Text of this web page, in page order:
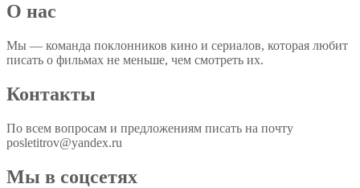
О нас
Мы — команда поклонников кино и сериалов, которая любит
писать о фильмах не меньше, чем смотреть их.
Контакты
По всем вопросам и предложениям писать на почту
posletitrov@yandex.ru
Мы в соцсетях